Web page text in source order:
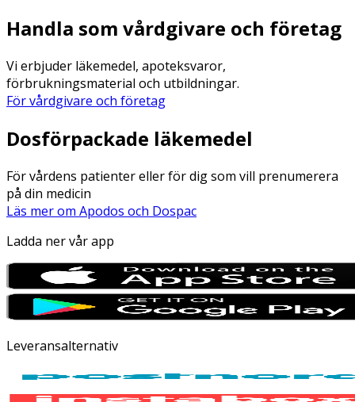
Handla som vårdgivare och företag
Vi erbjuder läkemedel, apoteksvaror,
förbrukningsmaterial och utbildningar.
För vårdgivare och företag
Dosförpackade läkemedel
För vårdens patienter eller för dig som vill prenumerera
på din medicin
Läs mer om Apodos och Dospac
Ladda ner vår app
Leveransalternativ